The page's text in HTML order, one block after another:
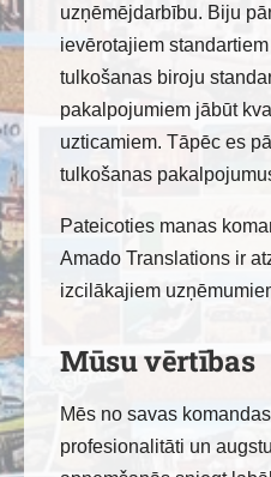
uzņēmējdarbību. Biju
ievērotajiem
tulkošanas biroju
pakalpojumiem jābūt
uzticamiem. Tāpēc es
tulkošanas
Pateicoties manas
Amado Translations ir
izcilākajiem
Mūsu vērtības
Mēs no savas
profesionalitāti un